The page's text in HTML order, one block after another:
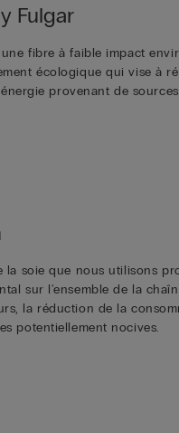
Fulgar
une fibre à faible impact
écologique qui vise à
provenant de
la soie que nous utilisons
sur l'ensemble de la
la réduction de la
potentiellement nocives.